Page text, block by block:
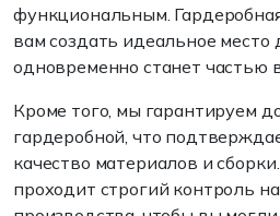
функциональным.
вам создать идеальное
одновременно станет частью
Кроме того, мы гарантируем
гардеробной, что
качество материалов и
проходит строгий контроль